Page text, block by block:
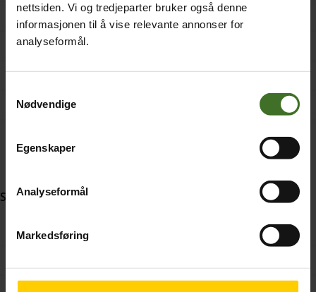
nettsiden. Vi og tredjeparter bruker også denne
informasjonen til å vise relevante annonser for
analyseformål.
Nødvendige
Egenskaper
Analyseformål
Markedsføring
Guatemala
Mexico
Nicaragua
Puerto Rico
Sør-Amerika:
Brasil